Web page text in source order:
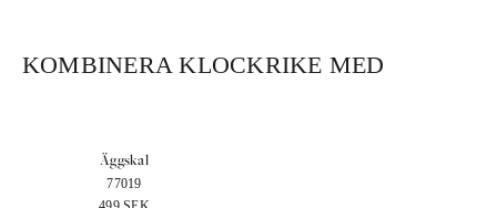
KOMBINERA KLOCKRIKE MED
Äggskal
77019